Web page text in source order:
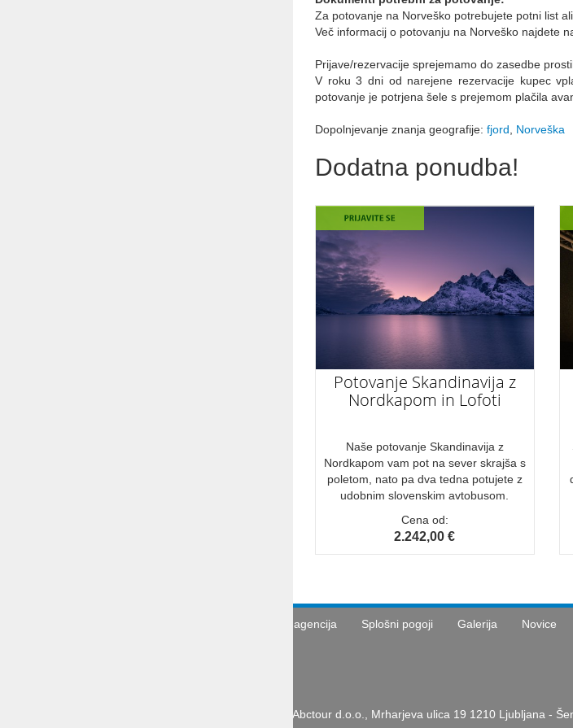
Za potovanje na Norveško potrebujete potni list
Več informacij o potovanju na Norveško najdete
Prijave/rezervacije sprejemamo do zasedbe
V roku 3 dni od narejene rezervacije kupec
potovanje je potrjena šele s prejemom plačila
Dopolnjevanje znanja geografije: fjord Norveška
Dodatna ponudba!
Potovanje Skandinavija z
Nordkapom in Lofoti
Naše potovanje Skandinavija z
Nordkapom vam pot na sever skrajša s
poletom, nato pa dva tedna potujete z
udobnim slovenskim avtobusom.
Cena od:
2.242,00 €
Turistična agencija Splošni pogoji Galerija Novice
Abctour d.o.o., Mrharjeva ulica 19 1210 Ljubljana -